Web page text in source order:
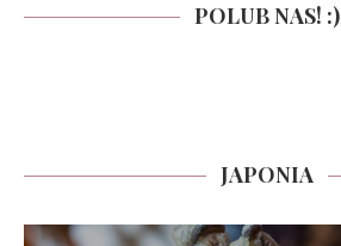
POLUB NAS! :)
JAPONIA